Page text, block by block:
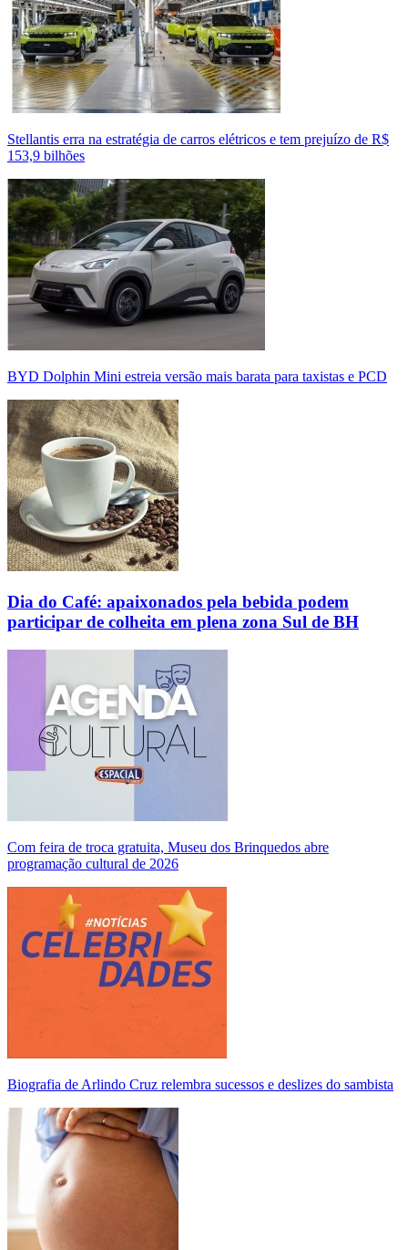
Stellantis erra na estratégia de carros elétricos e tem prejuízo de R$
153,9 bilhões
BYD Dolphin Mini estreia versão mais barata para taxistas e PCD
Dia do Café: apaixonados pela bebida podem
participar de colheita em plena zona Sul de BH
Com feira de troca gratuita, Museu dos Brinquedos abre
programação cultural de 2026
Biografia de Arlindo Cruz relembra sucessos e deslizes do sambista